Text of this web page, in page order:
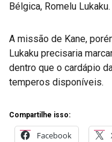
Bélgica, Romelu Lukaku.
A missão de Kane,
Lukaku precisaria
dentro que o cardápio
temperos disponíveis.
Compartilhe isso:
Facebook